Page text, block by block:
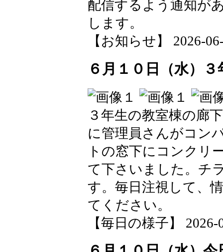
配信するよう通知が
します。
【お知らせ】 2026-
６月１０日（水）
３年生の教室棟の廊
に管理員さんがコン
トの窓下にコンクリ
て下さいました。チ
す。毎日注視して、
てください。
【毎日の様子】